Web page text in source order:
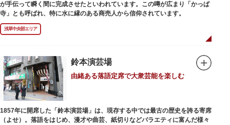
が手伝って瞬く間に完成させたといわれています。この噂が広まり「かっぱ
寺」とも呼ばれ、特に水に縁のある商売人から信仰されています。
浅草中央部エリア
鈴本演芸場
由緒ある落語定席で大衆芸能を楽しむ
1857年に開席した「鈴本演芸場」は、現存する中では最古の歴史を誇る寄席
（よせ）。落語をはじめ、漫才や曲芸、紙切りなどバラエティに富んだ様々